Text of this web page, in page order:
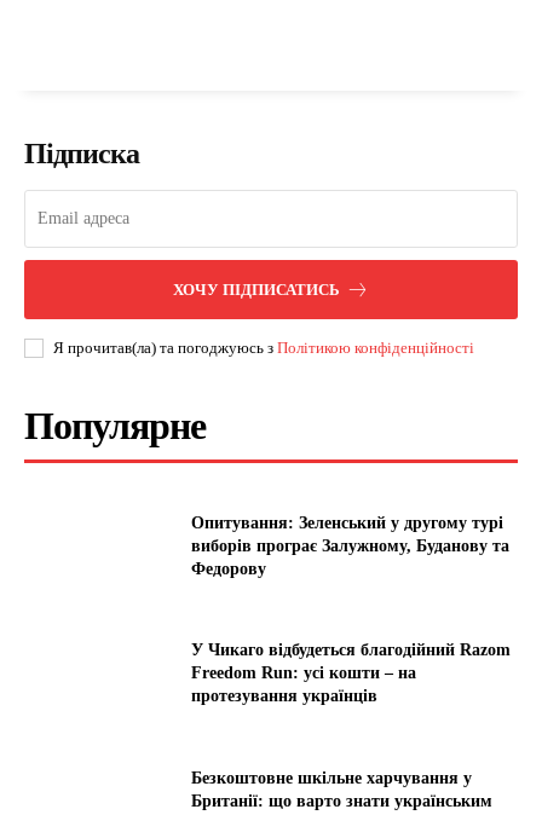
Підписка
ХОЧУ ПІДПИСАТИСЬ
Я прочитав(ла) та погоджуюсь з Політикою конфіденційності
Популярне
Опитування: Зеленський у другому турі
виборів програє Залужному, Буданову та
Федорову
У Чикаго відбудеться благодійний Razom
Freedom Run: усі кошти – на
протезування українців
Безкоштовне шкільне харчування у
Британії: що варто знати українським